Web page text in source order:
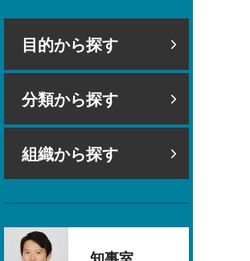
目的から探す
分類から探す
組織から探す